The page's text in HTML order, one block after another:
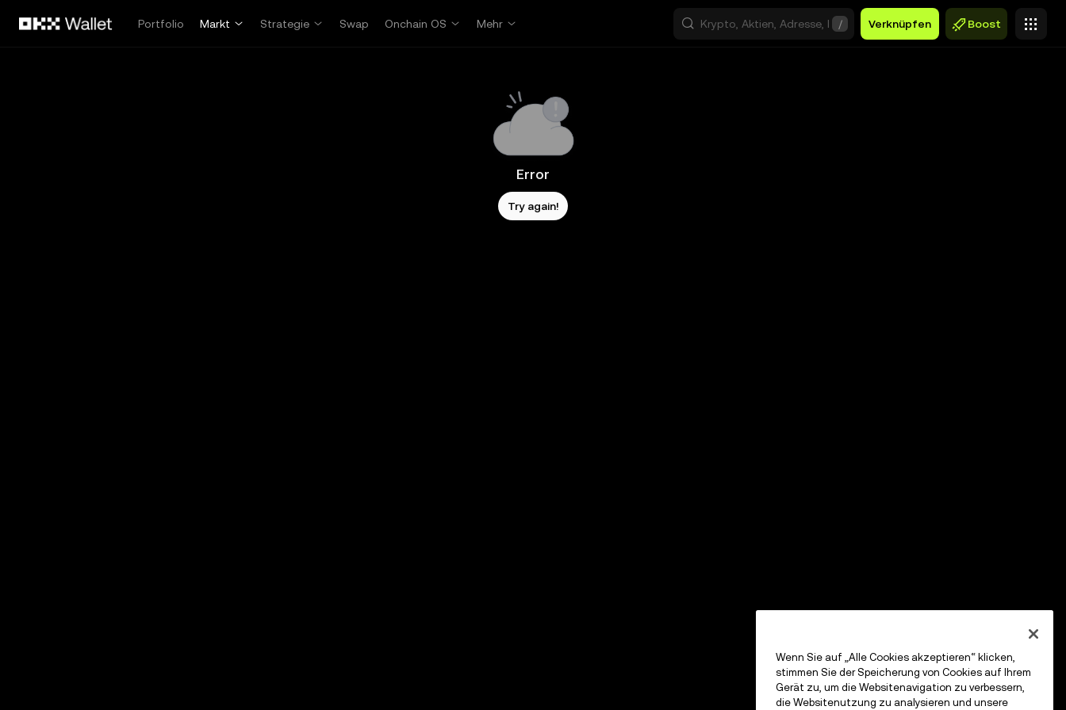
Portfolio
Markt Strategie Swap Onchain OS Mehr / Verknüpfen Boost
Error
Try again!
Wenn Sie auf „Alle Cookies akzeptieren“ klicken,
stimmen Sie der Speicherung von Cookies auf Ihrem
Gerät zu, um die Websitenavigation zu verbessern,
die Websitenutzung zu analysieren und unsere